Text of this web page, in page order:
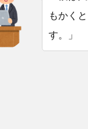
もかく
す。」